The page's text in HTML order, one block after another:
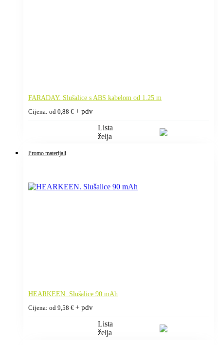
FARADAY. Slušalice s ABS kabelom od 1.25 m
Cijena: od 0,88 € + pdv
Lista
želja
Promo materijali
HEARKEEN. Slušalice 90 mAh
Cijena: od 9,58 € + pdv
Lista
želja